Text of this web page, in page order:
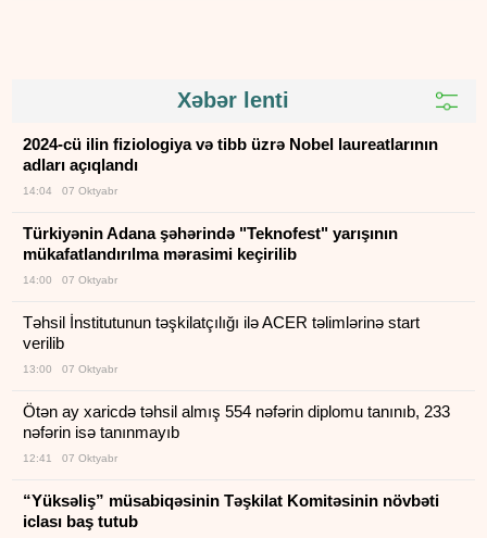
Xəbər lenti
2024-cü ilin fiziologiya və tibb üzrə Nobel laureatlarının
adları açıqlandı
14:04 07 Oktyabr
Türkiyənin Adana şəhərində "Teknofest" yarışının
mükafatlandırılma mərasimi keçirilib
14:00 07 Oktyabr
Təhsil İnstitutunun təşkilatçılığı ilə ACER təlimlərinə start
verilib
13:00 07 Oktyabr
Ötən ay xaricdə təhsil almış 554 nəfərin diplomu tanınıb, 233
nəfərin isə tanınmayıb
12:41 07 Oktyabr
“Yüksəliş” müsabiqəsinin Təşkilat Komitəsinin növbəti
iclası baş tutub